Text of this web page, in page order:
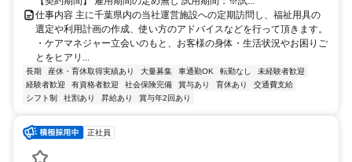
仕事内容 主に千葉県内の当社運営施設への定期訪問し、福祉用具の
選定や利用計画の作成、使い方のアドバイスなどを行って頂きます。
・ケアマネジャー立会いのもと、お客様の身体・生活状況やお困りご
とをヒアリ...
長期 産休・育休取得実績あり 大量募集 車通勤OK 転勤なし
未経験者歓迎
経験者歓迎
有資格者歓迎 社会保険完備 賞与あり 育休あり
交通費支給
シフト制
社割あり 昇給あり 賞与年2回あり
正社員